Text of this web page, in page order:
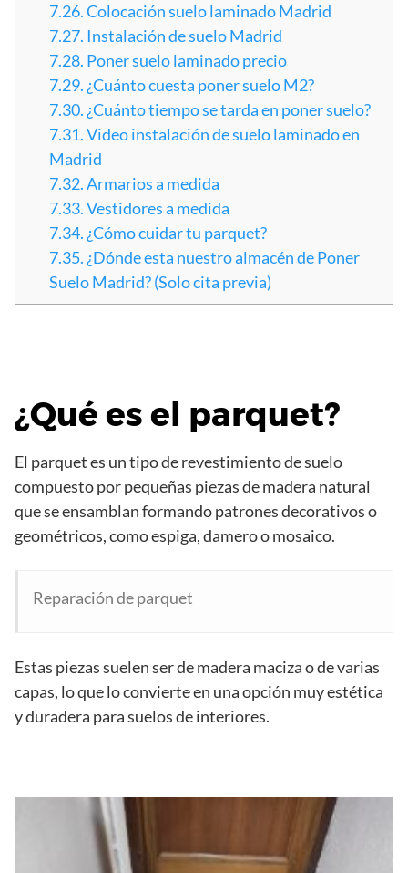
7.26.Colocación suelo laminado Madrid
7.27. Instalación de suelo Madrid
7.28. Poner suelo laminado precio
7.29. ¿Cuánto cuesta poner suelo M2?
7.30. ¿Cuánto tiempo se tarda en poner suelo?
7.31.Video instalación de suelo laminado en
Madrid
7.32.Armarios a medida
7.33.Vestidores a medida
7.34. ¿Cómo cuidar tu parquet?
7.35. ¿Dónde esta nuestro almacén de Poner
Suelo Madrid? (Solo cita previa)
¿Qué es el parquet?
El parquet es un tipo de revestimiento de suelo
compuesto por pequeñas piezas de madera natural
que se ensamblan formando patrones decorativos o
geométricos, como espiga, damero o mosaico.
Reparación de parquet
Estas piezas suelen ser de madera maciza o de varias
capas, lo que lo convierte en una opción muy estética
y duradera para suelos de interiores.